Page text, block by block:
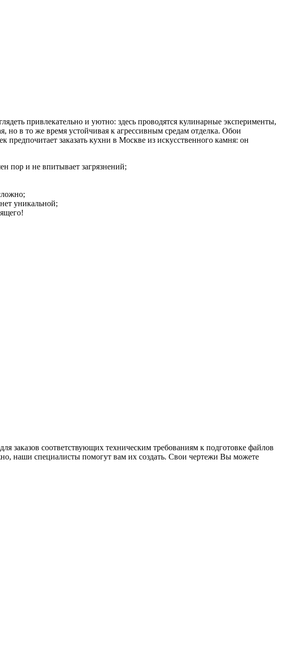
привлекательно и уютно: здесь проводятся кулинарные эксперименты,
но в то же время устойчивая к агрессивным средам отделка. Обои
заказать кухни в Москве из искусственного камня: он
пор и не впитывает загрязнений;
уникальной;
заказов соответствующих техническим требованиям к подготовке файлов
наши специалисты помогут вам их создать. Свои чертежи Вы можете